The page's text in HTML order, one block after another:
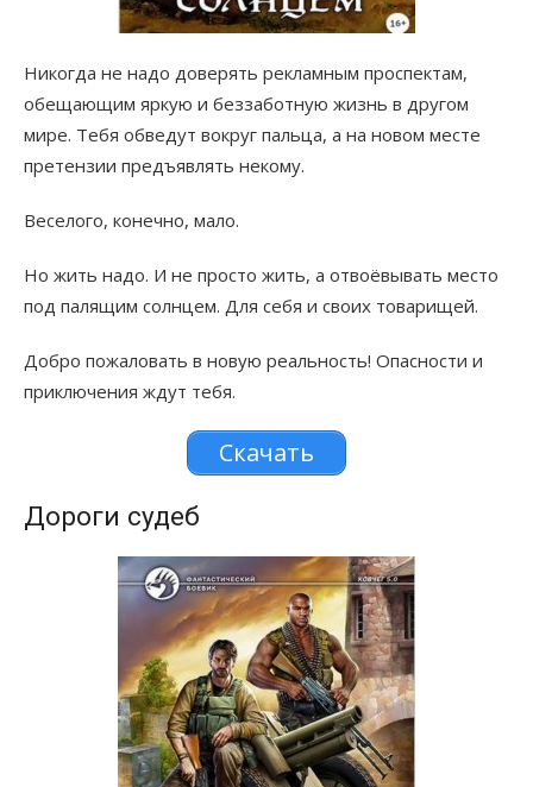
Никогда не надо доверять рекламным проспектам,
обещающим яркую и беззаботную жизнь в другом
мире. Тебя обведут вокруг пальца, а на новом месте
претензии предъявлять некому.
Веселого, конечно, мало.
Но жить надо. И не просто жить, а отвоёвывать место
под палящим солнцем. Для себя и своих товарищей.
Добро пожаловать в новую реальность! Опасности и
приключения ждут тебя.
Скачать
Дороги судеб